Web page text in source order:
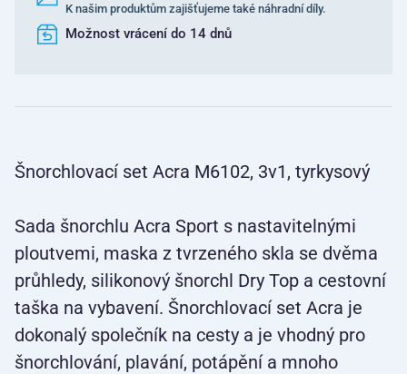
K našim produktům zajišťujeme také náhradní díly.
Možnost vrácení do 14 dnů
Šnorchlovací set Acra M6102, 3v1, tyrkysový
Sada šnorchlu Acra Sport s nastavitelnými
ploutvemi, maska z tvrzeného skla se dvěma
průhledy, silikonový šnorchl Dry Top a cestovní
taška na vybavení. Šnorchlovací set Acra je
dokonalý společník na cesty a je vhodný pro
šnorchlování, plavání, potápění a mnoho